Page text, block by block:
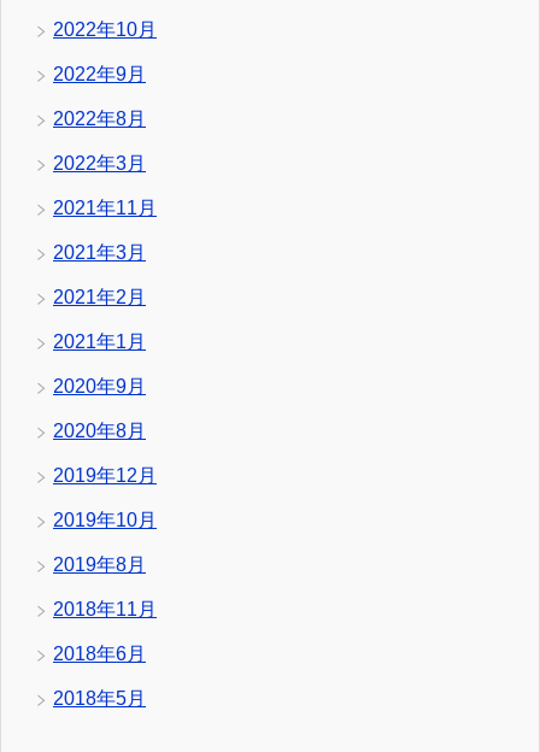
2022年10月
2022年9月
2022年8月
2022年3月
2021年11月
2021年3月
2021年2月
2021年1月
2020年9月
2020年8月
2019年12月
2019年10月
2019年8月
2018年11月
2018年6月
2018年5月